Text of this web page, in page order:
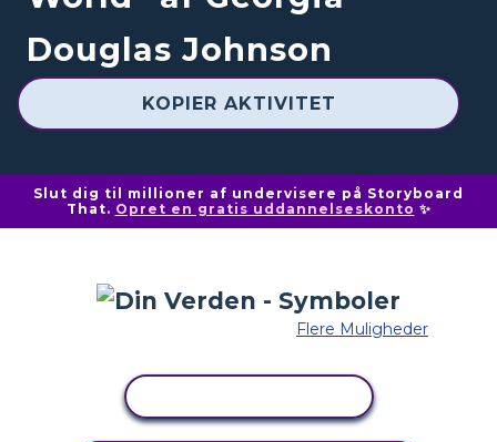
Douglas Johnson
KOPIER AKTIVITET
Slut dig til millioner af undervisere på Storyboard
That. Opret en gratis uddannelseskonto ✨
Flere Muligheder